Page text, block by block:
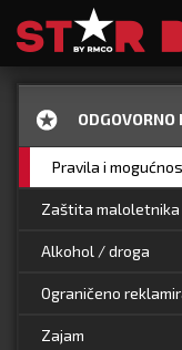
ODGOVORNO
Pravila i
Zaštita maloletnika
Alkohol / droga
Ograničeno
Zajam